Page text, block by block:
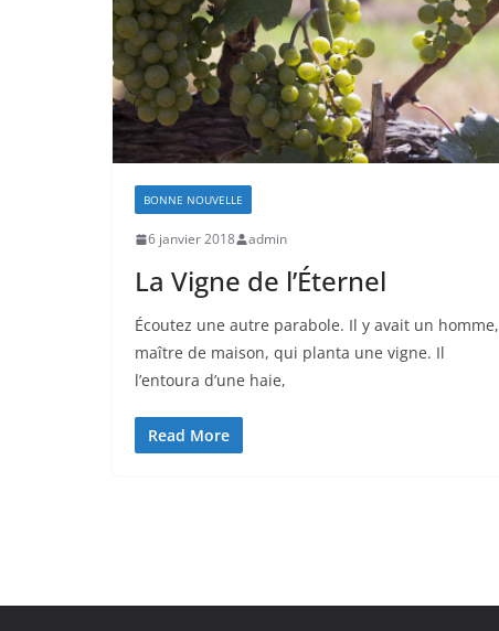
BONNE NOUVELLE
6 janvier 2018 admin
La Vigne de l’Éternel
Écoutez une autre parabole. Il y avait un homme,
maître de maison, qui planta une vigne. Il
l’entoura d’une haie,
Read More